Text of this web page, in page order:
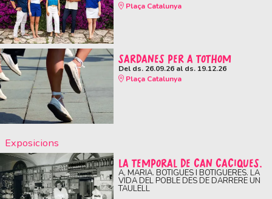
Plaça Catalunya
SARDANES PER A TOTHOM
Del ds. 26.09.26al ds. 19.12.26
Plaça Catalunya
Exposicions
LA TEMPORAL DE CAN CACIQUES.
A, MARIA. BOTIGUES I BOTIGUERES. LA
VIDA DEL POBLE DES DE DARRERE UN
TAULELL